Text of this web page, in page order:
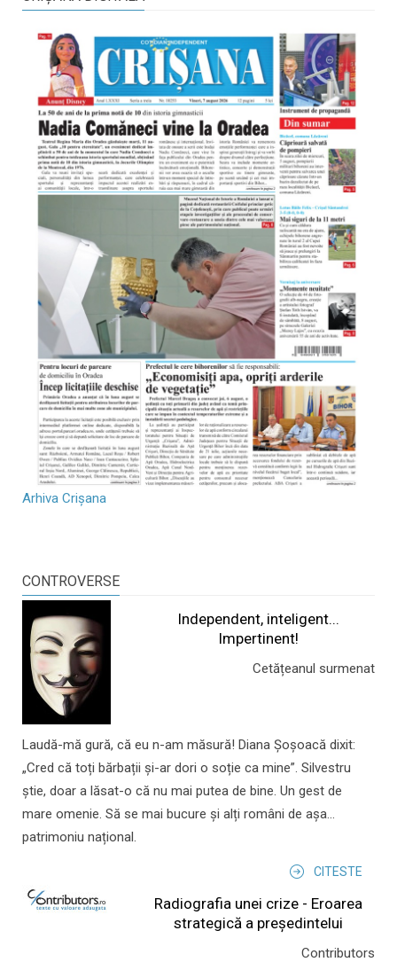
Arhiva Crișana
CONTROVERSE
Independent, inteligent...
Impertinent!
Cetățeanul surmenat
Laudă-mă gură, că eu n-am măsură! Diana Șoșoacă dixit:
„Cred că toți bărbații și-ar dori o soție ca mine”. Silvestru
știe, doar a lăsat-o că nu mai putea de bine. Un gest de
mare omenie. Să se mai bucure și alți români de așa...
patrimoniu național.
CITESTE
Radiografia unei crize - Eroarea
strategică a președintelui
Contributors